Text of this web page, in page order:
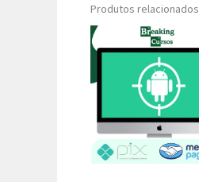
Produtos relacionados